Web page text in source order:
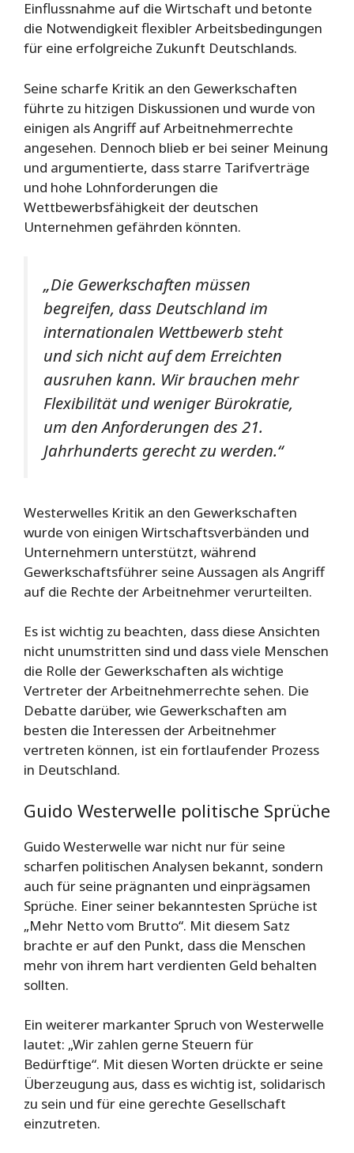
Einflussnahme auf die Wirtschaft und betonte
die Notwendigkeit flexibler Arbeitsbedingungen
für eine erfolgreiche Zukunft Deutschlands.
Seine scharfe Kritik an den Gewerkschaften
führte zu hitzigen Diskussionen und wurde von
einigen als Angriff auf Arbeitnehmerrechte
angesehen. Dennoch blieb er bei seiner Meinung
und argumentierte, dass starre Tarifverträge
und hohe Lohnforderungen die
Wettbewerbsfähigkeit der deutschen
Unternehmen gefährden könnten.
„Die Gewerkschaften müssen
begreifen, dass Deutschland im
internationalen Wettbewerb steht
und sich nicht auf dem Erreichten
ausruhen kann. Wir brauchen mehr
Flexibilität und weniger Bürokratie,
um den Anforderungen des 21.
Jahrhunderts gerecht zu werden.“
Westerwelles Kritik an den Gewerkschaften
wurde von einigen Wirtschaftsverbänden und
Unternehmern unterstützt, während
Gewerkschaftsführer seine Aussagen als Angriff
auf die Rechte der Arbeitnehmer verurteilten.
Es ist wichtig zu beachten, dass diese Ansichten
nicht unumstritten sind und dass viele Menschen
die Rolle der Gewerkschaften als wichtige
Vertreter der Arbeitnehmerrechte sehen. Die
Debatte darüber, wie Gewerkschaften am
besten die Interessen der Arbeitnehmer
vertreten können, ist ein fortlaufender Prozess
in Deutschland.
Guido Westerwelle politische Sprüche
Guido Westerwelle war nicht nur für seine
scharfen politischen Analysen bekannt, sondern
auch für seine prägnanten und einprägsamen
Sprüche. Einer seiner bekanntesten Sprüche ist
„Mehr Netto vom Brutto“. Mit diesem Satz
brachte er auf den Punkt, dass die Menschen
mehr von ihrem hart verdienten Geld behalten
sollten.
Ein weiterer markanter Spruch von Westerwelle
lautet: „Wir zahlen gerne Steuern für
Bedürftige“. Mit diesen Worten drückte er seine
Überzeugung aus, dass es wichtig ist, solidarisch
zu sein und für eine gerechte Gesellschaft
einzutreten.